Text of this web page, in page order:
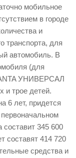
мобильное
в городе
и
транспорта, для
автомобиль. В
(для
УНИВЕРСАЛ
и трое детей.
6 лет, придется
составит 345 600
составят 414 720
средства и